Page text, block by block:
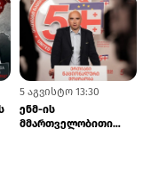
5 აგვისტო 13:30
ენმ-ის
მმართველობითი